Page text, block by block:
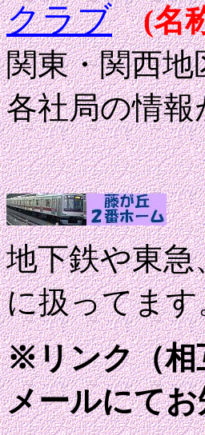
クラブ
(名
関東・関西
各社局の情
地下鉄や東
に扱ってます
※リンク（相
メールにて